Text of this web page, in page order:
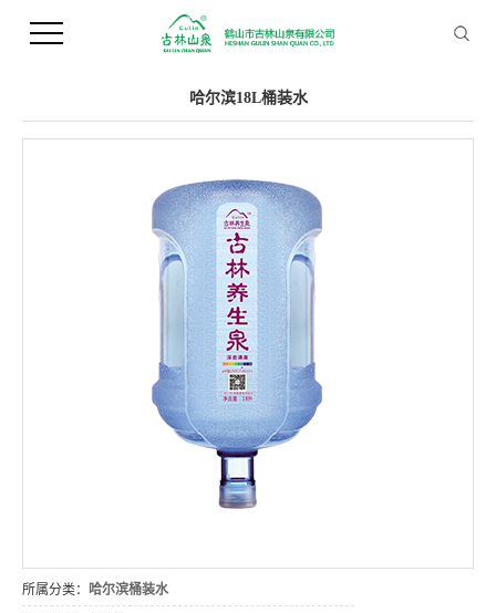
您当前的位置 ： 首 页>>产品中心>>桶装水
哈尔滨18L桶装水
所属分类： 哈尔滨桶装水